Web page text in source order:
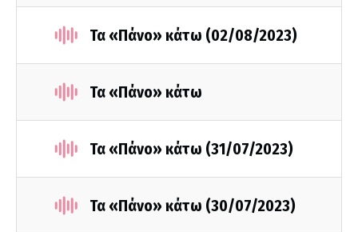
Τα «Πάνο» κάτω (02/08/2023)
Τα «Πάνο» κάτω
Τα «Πάνο» κάτω (31/07/2023)
Τα «Πάνο» κάτω (30/07/2023)